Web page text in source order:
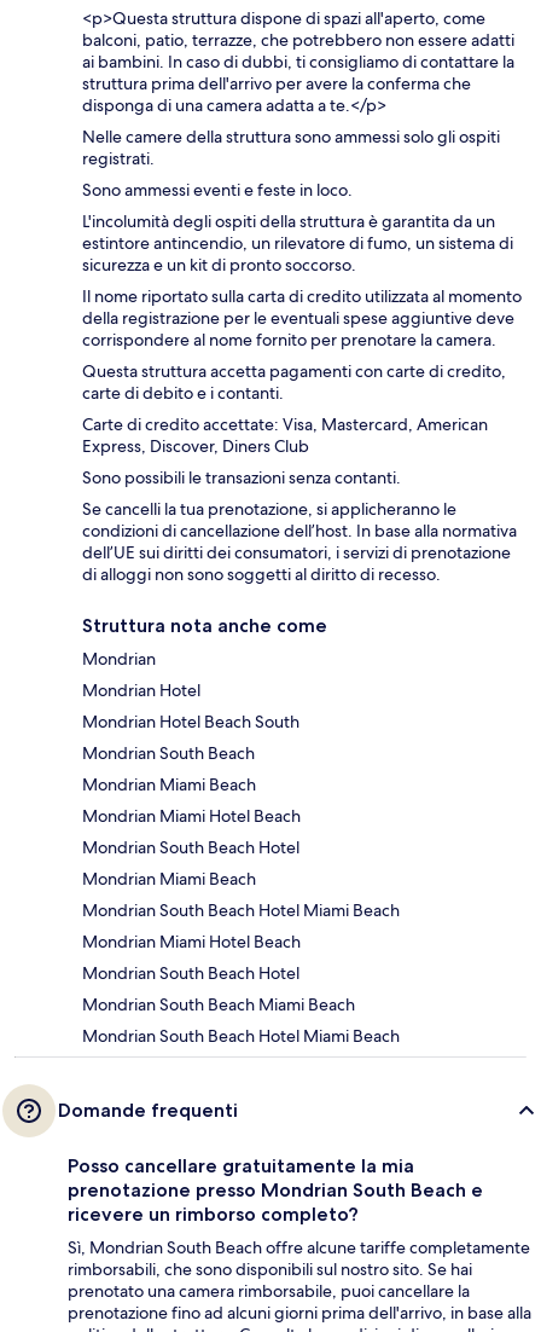
<p>Questa struttura dispone di spazi all'aperto, come
balconi, patio, terrazze, che potrebbero non essere adatti
ai bambini. In caso di dubbi, ti consigliamo di contattare la
struttura prima dell'arrivo per avere la conferma che
disponga di una camera adatta a te.</p>
Nelle camere della struttura sono ammessi solo gli ospiti
registrati.
Sono ammessi eventi e feste in loco.
L'incolumità degli ospiti della struttura è garantita da un
estintore antincendio, un rilevatore di fumo, un sistema di
sicurezza e un kit di pronto soccorso.
Il nome riportato sulla carta di credito utilizzata al momento
della registrazione per le eventuali spese aggiuntive deve
corrispondere al nome fornito per prenotare la camera.
Questa struttura accetta pagamenti con carte di credito,
carte di debito e i contanti.
Carte di credito accettate: Visa, Mastercard, American
Express, Discover, Diners Club
Sono possibili le transazioni senza contanti.
Se cancelli la tua prenotazione, si applicheranno le
condizioni di cancellazione dell’host. In base alla normativa
dell’UE sui diritti dei consumatori, i servizi di prenotazione
di alloggi non sono soggetti al diritto di recesso.
Struttura nota anche come
Mondrian
Mondrian Hotel
Mondrian Hotel Beach South
Mondrian South Beach
Mondrian Miami Beach
Mondrian Miami Hotel Beach
Mondrian South Beach Hotel
Mondrian Miami Beach
Mondrian South Beach Hotel Miami Beach
Mondrian Miami Hotel Beach
Mondrian South Beach Hotel
Mondrian South Beach Miami Beach
Mondrian South Beach Hotel Miami Beach
Domande frequenti
Posso cancellare gratuitamente la mia
prenotazione presso Mondrian South Beach e
ricevere un rimborso completo?
Sì, Mondrian South Beach offre alcune tariffe completamente
rimborsabili, che sono disponibili sul nostro sito. Se hai
prenotato una camera rimborsabile, puoi cancellare la
prenotazione fino ad alcuni giorni prima dell'arrivo, in base alla